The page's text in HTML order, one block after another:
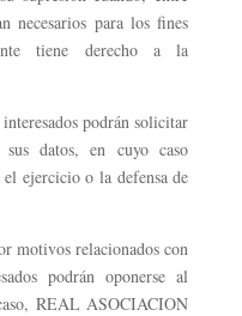
necesarios para los fines
tiene derecho a la
podrán solicitar
datos, en cuyo caso
el ejercicio o la defensa de
motivos relacionados con
podrán oponerse al
REAL ASOCIACION